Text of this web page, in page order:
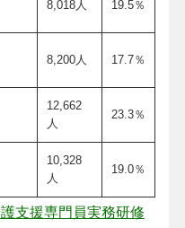
8,018人 19.5％
8,200人 17.7％
12,662
人
23.3％
10,328
人
19.0％
支援専門員実務研修